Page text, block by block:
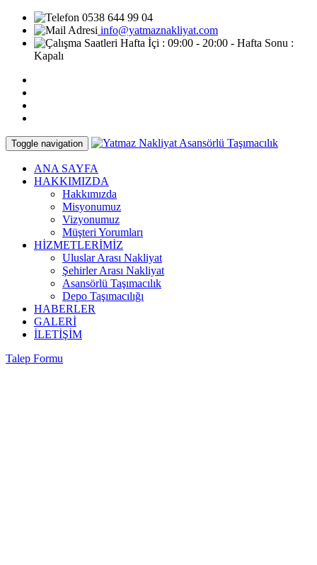
0538 644 99 04
info@yatmaznakliyat.com
Hafta İçi : 09:00 - 20:00 - Hafta Sonu :
Kapalı
Toggle navigation
ANA SAYFA
HAKKIMIZDA
Hakkımızda
Misyonumuz
Vizyonumuz
Müşteri Yorumları
HİZMETLERİMİZ
Uluslar Arası Nakliyat
Şehirler Arası Nakliyat
Asansörlü Taşımacılık
Depo Taşımacılığı
HABERLER
GALERİ
İLETİŞİM
Talep Formu